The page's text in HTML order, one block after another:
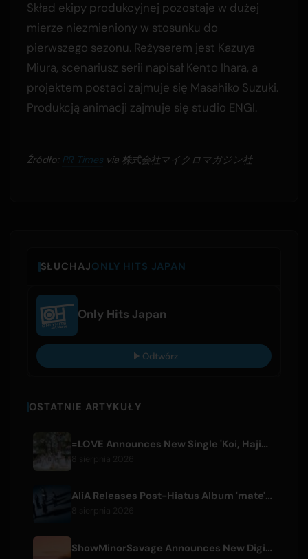
Skład ekipy produkcyjnej pozostaje w dużej
mierze niezmieniony w stosunku do
pierwszego sezonu. Reżyserem jest Kazuya
Miura, scenariusz serii napisał Kento Ihara, a
projektem postaci zajmuje się Masahiko Suzuki.
Produkcją animacji zajmuje się studio ENGI.
Źródło: PR Timesvia 株式会社マイクロマガジン社
SŁUCHAJONLY HITS JAPAN
Only Hits Japan
Odtwórz
OSTATNIE ARTYKUŁY
=LOVE Announces New Single 'Koi, Hajimemashita.' and Tokyo Dome Concerts
AliA Releases Post-Hiatus Album 'mate', Announces Tokyo Live
ShowMinorSavage Announces New Digital Single 'Gradation'